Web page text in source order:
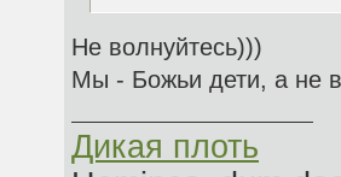
Не волнуйтесь)))
Мы - Божьи дети, а не
Дикая плоть